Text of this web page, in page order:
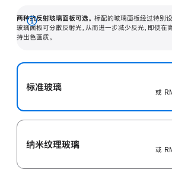
两种抗反射玻璃面板可选。 标配的玻璃面板经过特别
玻璃面板可分散反射光，从而进一步减少反光，即使在
持出色画质。
展
开
标准玻璃
或
纳米纹理玻璃
或